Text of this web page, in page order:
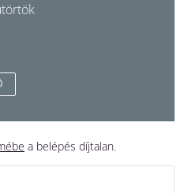
a belépés díjtalan.